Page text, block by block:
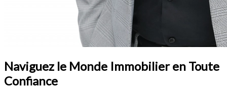
Naviguez le Monde Immobilier en Toute
Confiance